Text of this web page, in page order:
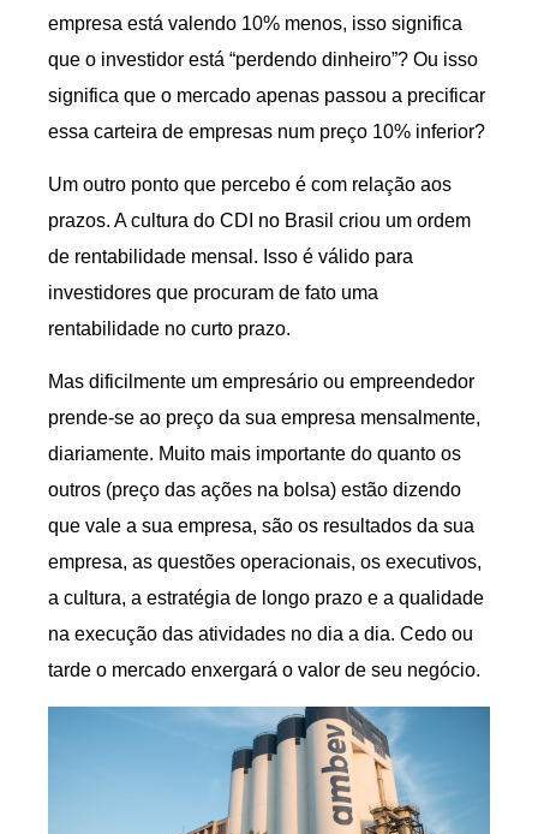
empresa está valendo 10% menos, isso significa
que o investidor está “perdendo dinheiro”? Ou isso
significa que o mercado apenas passou a precificar
essa carteira de empresas num preço 10% inferior?
Um outro ponto que percebo é com relação aos
prazos. A cultura do CDI no Brasil criou um ordem
de rentabilidade mensal. Isso é válido para
investidores que procuram de fato uma
rentabilidade no curto prazo.
Mas dificilmente um empresário ou empreendedor
prende-se ao preço da sua empresa mensalmente,
diariamente. Muito mais importante do quanto os
outros (preço das ações na bolsa) estão dizendo
que vale a sua empresa, são os resultados da sua
empresa, as questões operacionais, os executivos,
a cultura, a estratégia de longo prazo e a qualidade
na execução das atividades no dia a dia. Cedo ou
tarde o mercado enxergará o valor de seu negócio.